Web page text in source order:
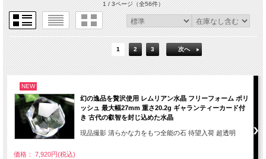
1 / 3ページ（全56件）
1 2 3 次へ
NEW
幻の逸品を贅沢使用 レムリアン水晶 フリーフォーム ポリ
ッシュ 最大幅27mm 重さ20.2g ギャランティーカード付
き 古代の叡智を封じ込めた水晶
現品撮影 清らかな力をもつ全能の石 待望入荷 超透明
価格： 7,920円(税込)